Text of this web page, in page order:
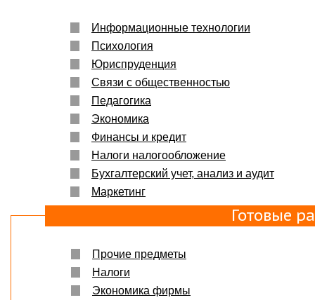
Информационные технологии
Психология
Юриспруденция
Связи с общественностью
Педагогика
Экономика
Финансы и кредит
Налоги налогообложение
Бухгалтерский учет, анализ и аудит
Маркетинг
Готовые
Прочие предметы
Налоги
Экономика фирмы